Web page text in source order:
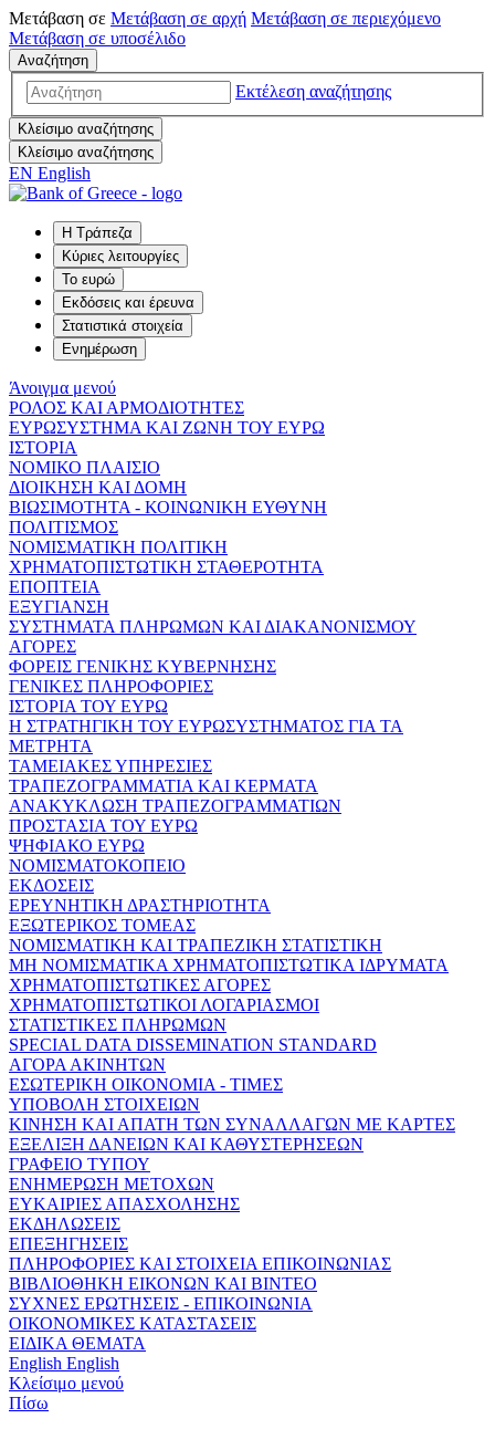
Μετάβαση σε Μετάβαση σε αρχή Μετάβαση σε περιεχόμενο
Μετάβαση σε υποσέλιδο
Αναζήτηση
Εκτέλεση αναζήτησης
Κλείσιμο αναζήτησης
Κλείσιμο αναζήτησης
EN English
Η Τράπεζα
Κύριες λειτουργίες
Το ευρώ
Εκδόσεις και έρευνα
Στατιστικά στοιχεία
Ενημέρωση
Άνοιγμα μενού
ΡΟΛΟΣ ΚΑΙ ΑΡΜΟΔΙΟΤΗΤΕΣ
ΕΥΡΩΣΥΣΤΗΜΑ ΚΑΙ ΖΩΝΗ ΤΟΥ ΕΥΡΩ
ΙΣΤΟΡΙΑ
ΝΟΜΙΚΟ ΠΛΑΙΣΙΟ
ΔΙΟΙΚΗΣΗ ΚΑΙ ΔΟΜΗ
ΒΙΩΣΙΜΟΤΗΤΑ - ΚΟΙΝΩΝΙΚΗ ΕΥΘΥΝΗ
ΠΟΛΙΤΙΣΜΟΣ
ΝΟΜΙΣΜΑΤΙΚΗ ΠΟΛΙΤΙΚΗ
ΧΡΗΜΑΤΟΠΙΣΤΩΤΙΚΗ ΣΤΑΘΕΡΟΤΗΤΑ
ΕΠΟΠΤΕΙΑ
ΕΞΥΓΙΑΝΣΗ
ΣΥΣΤΗΜΑΤΑ ΠΛΗΡΩΜΩΝ ΚΑΙ ΔΙΑΚΑΝΟΝΙΣΜΟΥ
ΑΓΟΡΕΣ
ΦΟΡΕΙΣ ΓΕΝΙΚΗΣ ΚΥΒΕΡΝΗΣΗΣ
ΓΕΝΙΚΕΣ ΠΛΗΡΟΦΟΡΙΕΣ
ΙΣΤΟΡΙΑ ΤΟΥ ΕΥΡΩ
Η ΣΤΡΑΤΗΓΙΚΗ ΤΟΥ ΕΥΡΩΣΥΣΤΗΜΑΤΟΣ ΓΙΑ ΤΑ
ΜΕΤΡΗΤΑ
ΤΑΜΕΙΑΚΕΣ ΥΠΗΡΕΣΙΕΣ
ΤΡΑΠΕΖΟΓΡΑΜΜΑΤΙΑ ΚΑΙ ΚΕΡΜΑΤΑ
ΑΝΑΚΥΚΛΩΣΗ ΤΡΑΠΕΖΟΓΡΑΜΜΑΤΙΩΝ
ΠΡΟΣΤΑΣΙΑ ΤΟΥ ΕΥΡΩ
ΨΗΦΙΑΚΟ ΕΥΡΩ
ΝΟΜΙΣΜΑΤΟΚΟΠΕΙΟ
ΕΚΔΟΣΕΙΣ
ΕΡΕΥΝΗΤΙΚΗ ΔΡΑΣΤΗΡΙΟΤΗΤΑ
ΕΞΩΤΕΡΙΚΟΣ ΤΟΜΕΑΣ
ΝΟΜΙΣΜΑΤΙΚΗ ΚΑΙ ΤΡΑΠΕΖΙΚΗ ΣΤΑΤΙΣΤΙΚΗ
ΜΗ ΝΟΜΙΣΜΑΤΙΚΑ ΧΡΗΜΑΤΟΠΙΣΤΩΤΙΚΑ ΙΔΡΥΜΑΤΑ
ΧΡΗΜΑΤΟΠΙΣΤΩΤΙΚΕΣ ΑΓΟΡΕΣ
ΧΡΗΜΑΤΟΠΙΣΤΩΤΙΚΟΙ ΛΟΓΑΡΙΑΣΜΟΙ
ΣΤΑΤΙΣΤΙΚΕΣ ΠΛΗΡΩΜΩΝ
SPECIAL DATA DISSEMINATION STANDARD
ΑΓΟΡΑ ΑΚΙΝΗΤΩΝ
ΕΣΩΤΕΡΙΚΗ ΟΙΚΟΝΟΜΙΑ - ΤΙΜΕΣ
ΥΠΟΒΟΛΗ ΣΤΟΙΧΕΙΩΝ
ΚΙΝΗΣΗ ΚΑΙ ΑΠΑΤΗ ΤΩΝ ΣΥΝΑΛΛΑΓΩΝ ΜΕ ΚΑΡΤΕΣ
ΕΞΕΛΙΞΗ ΔΑΝΕΙΩΝ ΚΑΙ ΚΑΘΥΣΤΕΡΗΣΕΩΝ
ΓΡΑΦΕΙΟ ΤΥΠΟΥ
ΕΝΗΜΕΡΩΣΗ ΜΕΤΟΧΩΝ
ΕΥΚΑΙΡΙΕΣ ΑΠΑΣΧΟΛΗΣΗΣ
ΕΚΔΗΛΩΣΕΙΣ
ΕΠΕΞΗΓΗΣΕΙΣ
ΠΛΗΡΟΦΟΡΙΕΣ ΚΑΙ ΣΤΟΙΧΕΙΑ ΕΠΙΚΟΙΝΩΝΙΑΣ
ΒΙΒΛΙΟΘΗΚΗ ΕΙΚΟΝΩΝ ΚΑΙ ΒΙΝΤΕΟ
ΣΥΧΝΕΣ ΕΡΩΤΗΣΕΙΣ - ΕΠΙΚΟΙΝΩΝΙΑ
ΟΙΚΟΝΟΜΙΚΕΣ ΚΑΤΑΣΤΑΣΕΙΣ
ΕΙΔΙΚΑ ΘΕΜΑΤΑ
English English
Κλείσιμο μενού
Πίσω